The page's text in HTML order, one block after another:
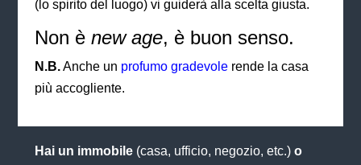
(lo spirito del luogo) vi guiderà alla scelta giusta.
Non è new age, è buon senso.
N.B.Anche un profumo gradevolerende la casa
più accogliente.
Hai un immobile(casa, ufficio, negozio, etc.) o